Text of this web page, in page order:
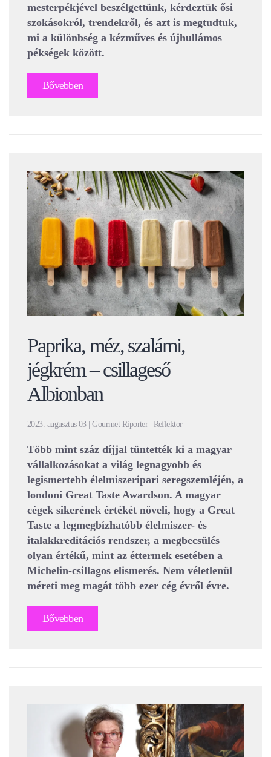
mesterpékjével beszélgettünk, kérdeztük ősi
szokásokról, trendekről, és azt is megtudtuk,
mi a különbség a kézműves és újhullámos
pékségek között.
Bővebben
Paprika, méz, szalámi,
jégkrém – csillageső
Albionban
2023. augusztus 03 | Gourmet Riporter | Reflektor
Több mint száz díjjal tüntették ki a magyar
vállalkozásokat a világ legnagyobb és
legismertebb élelmiszeripari seregszemléjén, a
londoni Great Taste Awardson. A magyar
cégek sikerének értékét növeli, hogy a Great
Taste a legmegbízhatóbb élelmiszer- és
italakkreditációs rendszer, a megbecsülés
olyan értékű, mint az éttermek esetében a
Michelin-csillagos elismerés. Nem véletlenül
méreti meg magát több ezer cég évről évre.
Bővebben